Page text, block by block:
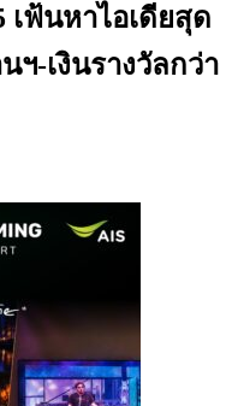
เฟ้นหาไอเดียสุด
ฯ-เงินรางวัลกว่า